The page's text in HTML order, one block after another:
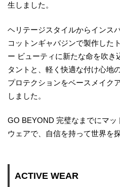
生しました。
ヘリテージスタイルからインス
コットンギャバジンで製作した
ー ビューティに新たな命を吹き
タントと、軽く快適な付け心地
プロテクションをベースメイク
しました。
GO BEYOND 完璧なまでにマッ
ウェアで、自信を持って世界を
ACTIVE WEAR